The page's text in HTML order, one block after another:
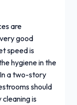
are
good
speed is
hygiene in the
a two-story
should
is